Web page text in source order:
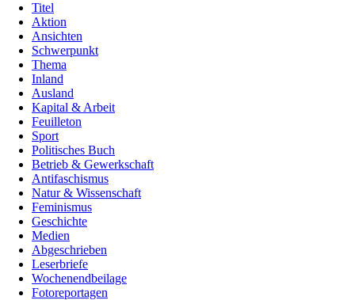
Titel
Aktion
Ansichten
Schwerpunkt
Thema
Inland
Ausland
Kapital & Arbeit
Feuilleton
Sport
Politisches Buch
Betrieb & Gewerkschaft
Antifaschismus
Natur & Wissenschaft
Feminismus
Geschichte
Medien
Abgeschrieben
Leserbriefe
Wochenendbeilage
Fotoreportagen